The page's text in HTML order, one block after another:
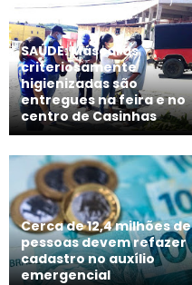
SAÚDE: Máscaras
criteriosamente
higienizadas são
entregues na feira e no
centro de Casinhas
Cerca de 12,4 milhões de
pessoas devem refazer
cadastro no auxílio
emergencial